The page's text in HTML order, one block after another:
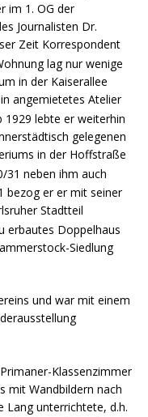
im 1. OG der
Journalisten Dr.
Zeit Korrespondent
lag nur wenige
in der Kaiserallee
angemietetes Atelier
1929 lebte er weiterhin
gelegenen
in der Hoffstraße
31 neben ihm auch
bezog er er mit seiner
Stadtteil
erbautes Doppelhaus
Siedlung
und war mit einem
Klassenzimmer
mit Wandbildern nach
Lang unterrichtete, d.h.